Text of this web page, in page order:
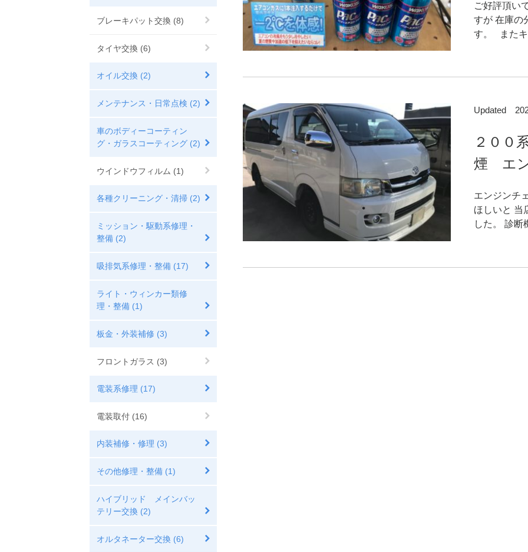
ご好評頂い
すが 在庫の
す。 またキ
Updated
２０
煙 エン
エンジンチ
ほしいと 当
した。 診断
ブレーキパット交換 (8)
タイヤ交換 (6)
オイル交換 (2)
メンテナンス・日常点検 (2)
車のボディーコーティン
グ・ガラスコーティング (2)
ウインドウフィルム (1)
各種クリーニング・清掃 (2)
ミッション・駆動系修理・
整備 (2)
吸排気系修理・整備 (17)
ライト・ウィンカー類修
理・整備 (1)
板金・外装補修 (3)
フロントガラス (3)
電装系修理 (17)
電装取付 (16)
内装補修・修理 (3)
その他修理・整備 (1)
ハイブリッド メインバッ
テリー交換 (2)
オルタネーター交換 (6)